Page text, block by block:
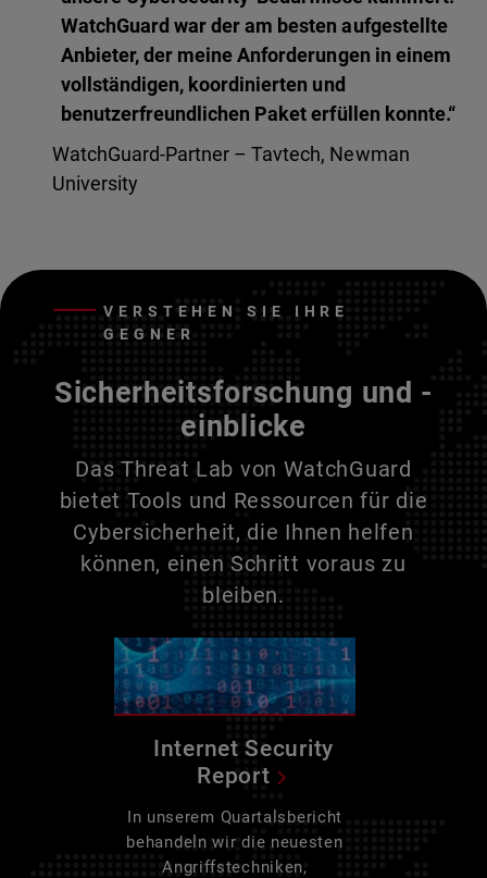
WatchGuard war der am besten aufgestellte
Anbieter, der meine Anforderungen in einem
vollständigen, koordinierten und
benutzerfreundlichen Paket erfüllen konnte.“
WatchGuard-Partner – Tavtech, Newman
University
VERSTEHEN SIE IHRE
GEGNER
Sicherheitsforschung und -
einblicke
Das Threat Lab von WatchGuard
bietet Tools und Ressourcen für die
Cybersicherheit, die Ihnen helfen
können, einen Schritt voraus zu
bleiben.
Internet Security
Report
In unserem Quartalsbericht
behandeln wir die neuesten
Angriffstechniken,